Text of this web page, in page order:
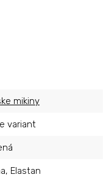
mikiny
variant
Elastan